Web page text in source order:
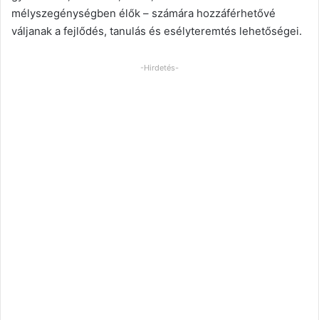
mélyszegénységben élők – számára hozzáférhetővé
váljanak a fejlődés, tanulás és esélyteremtés lehetőségei.
-Hirdetés-